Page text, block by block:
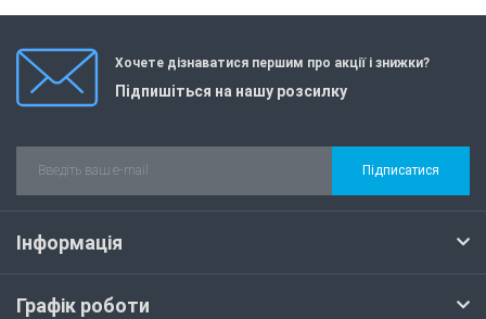
Хочете дізнаватися першим про акції і знижки?
Підпишіться на нашу розсилку
Підписатися
Інформація
Графік роботи